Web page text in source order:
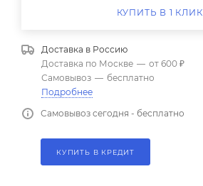
КУПИТЬ В 1 КЛИК
Доставка в Россию
Доставка по Москве — от 600 ₽
Самовывоз — бесплатно
Подробнее
Самовывоз сегодня - бесплатно
КУПИТЬ В КРЕДИТ